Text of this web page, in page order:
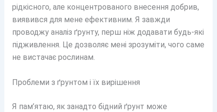
рідкісного, але концентрованого внесення добрив,
виявився для мене ефективним. Я завжди
проводжу аналіз ґрунту, перш ніж додавати будь-які
підживлення. Це дозволяє мені зрозуміти, чого саме
не вистачає рослинам.
Проблеми з ґрунтом і їх вирішення
Я пам’ятаю, як занадто бідний ґрунт може